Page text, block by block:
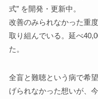
式” を開発・更新中。
改善のみられなかった重
取り組んでいる。延べ
た。
全盲と難聴という病で希
げられなかった想いが、